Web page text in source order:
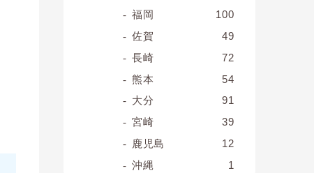
福岡
100
佐賀
49
長崎
72
熊本
54
大分
91
宮崎
39
鹿児島
12
沖縄
1